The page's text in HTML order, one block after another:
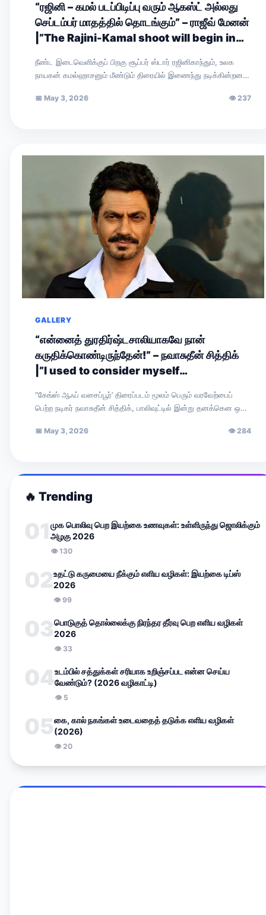
“ரஜினி – கமல் படப்பிடிப்பு வரும் ஆகஸ்ட் அல்லது
செப்டம்பர் மாதத்தில் தொடங்கும்” – ராஜீவ் மேனன்
|”The Rajini-Kamal shoot will begin in
Menon.
நீண்ட இடைவெளிக்குப் பிறகு சூப்பர் ஸ்டார் ரஜினிகாந்தும், உலக
நாயகன் கமல்ஹாசனும் மீண்டும் திரையில் இணைந்து நடிக்கின்றனர்.
சமீபத்தில்…
📅 May 3, 2026 👁237
GALLERY
“என்னைத் துரதிர்ஷ்டசாலியாகவே நான்
கருதிக்கொண்டிருந்தேன்!” – நவாசுதீன் சித்திக்
|”I used to consider myself
“கேங்ஸ் ஆஃப் வசைப்பூர்’ திரைப்படம் மூலம் பெரும் வரவேற்பைப்
பெற்ற நடிகர் நவாசுதீன் சித்திக், பாலிவுட்டில் இன்று தனக்கென ஒரு
📅 May 3, 2026 👁284
🔥 Trending
01 முக பொலிவு பெற இயற்கை உணவுகள்: உள்ளிருந்து ஜொலிக்கும்
அழகு 2026
👁130
02உதட்டு கருமையை நீக்கும் எளிய வழிகள்: இயற்கை டிப்ஸ்
2026
👁99
03பொடுகுத் தொல்லைக்கு நிரந்தர தீர்வு பெற எளிய வழிகள்
2026
👁33
04உடம்பில் சத்துக்கள் சரியாக உறிஞ்சப்பட என்ன செய்ய
வேண்டும்? (2026 வழிகாட்டி)
👁5
05கை, கால் நகங்கள் உடைவதைத் தடுக்க எளிய வழிகள்
(2026)
👁20